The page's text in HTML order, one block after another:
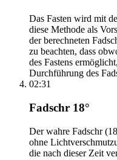
Das Fasten wird mit
diese Methode als
der berechneten
zu beachten, dass
des Fastens
Durchführung des
02:31
Fadschr 18°
Der wahre Fadschr
ohne
die nach dieser Zeit